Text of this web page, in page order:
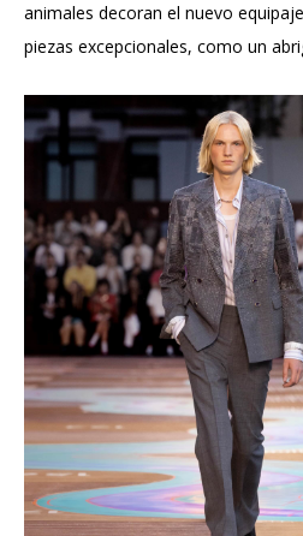
animales decoran el nuevo
piezas excepcionales, como un